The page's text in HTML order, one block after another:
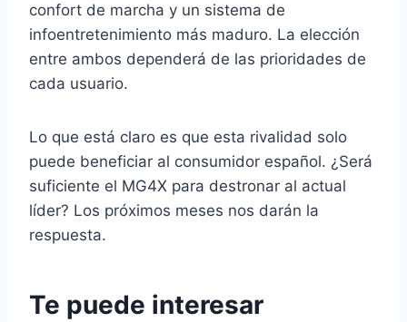
confort de marcha y un sistema de
infoentretenimiento más maduro. La elección
entre ambos dependerá de las prioridades de
cada usuario.
Lo que está claro es que esta rivalidad solo
puede beneficiar al consumidor español. ¿Será
suficiente el MG4X para destronar al actual
líder? Los próximos meses nos darán la
respuesta.
Te puede interesar